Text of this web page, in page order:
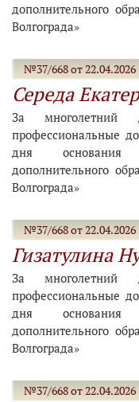
дополнительного
Волгограда»
№37/668 от 22.04.2026
Середа
За многолетний
профессиональные
дня основания
дополнительного
Волгограда»
№37/668 от 22.04.2026
Гизатулина
За многолетний
профессиональные
дня основания
дополнительного
Волгограда»
№37/668 от 22.04.2026